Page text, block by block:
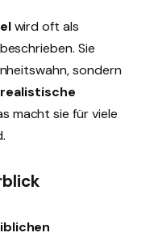
wird oft als
beschrieben. Sie
sondern
macht sie für viele